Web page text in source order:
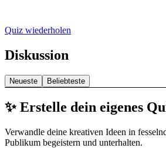
Quiz wiederholen
Diskussion
Neueste Beliebteste
✨ Erstelle dein eigenes
Verwandle deine kreativen Ideen in
Publikum begeistern und unterhalten.